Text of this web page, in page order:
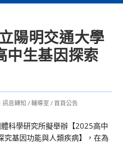
陽明交通大學
中生基因探索
訊息轉知 / 輔導室 / 首頁公告
科學研究所擬舉辦【2025高中
究基因功能與人類疾病】，在為